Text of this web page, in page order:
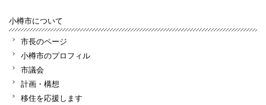
小樽市について
市長のページ
小樽市のプロフィル
市議会
計画・構想
移住を応援します